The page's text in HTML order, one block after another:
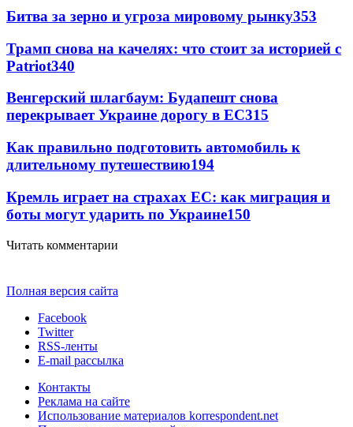
Битва за зерно и угроза мировому рынку353
Трамп снова на качелях: что стоит за историей с
Patriot340
Венгерский шлагбаум: Будапешт снова
перекрывает Украине дорогу в ЕС315
Как правильно подготовить автомобиль к
длительному путешествию194
Кремль играет на страхах ЕС: как миграция и
боты могут ударить по Украине150
Читать комментарии
Полная версия сайта
Facebook
Twitter
RSS-ленты
E-mail рассылка
Контакты
Реклама на сайте
Использование материалов korrespondent.net